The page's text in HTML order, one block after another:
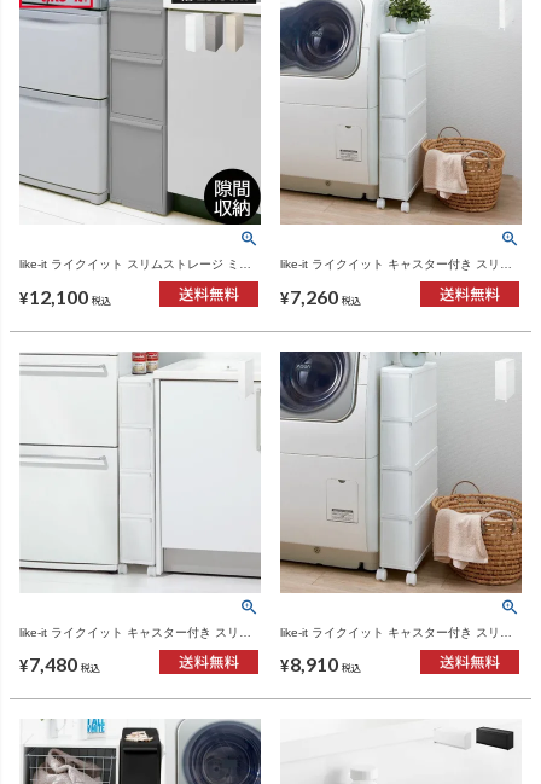
like-it ライクイット スリムストレージ ミデ
ィストッカー MS-111DL | インテリア雑貨
¥12,100 税込
like-it ライクイット キャスター付き スリム
ストレージ ファイントールストッカー FTS-
4 | インテリア雑貨
¥7,260 税込
like-it ライクイット キャスター付き スリム
リア雑貨
¥7,480 税込
like-it ライクイット キャスター付き スリム
リア雑貨
¥8,910 税込